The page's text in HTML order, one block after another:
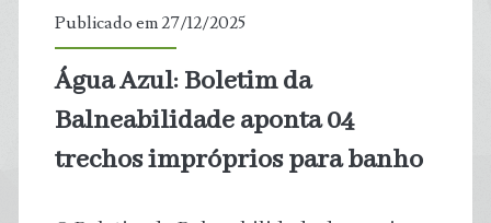
Publicado em 27/12/2025
Água Azul: Boletim da
Balneabilidade aponta 04
trechos impróprios para banho